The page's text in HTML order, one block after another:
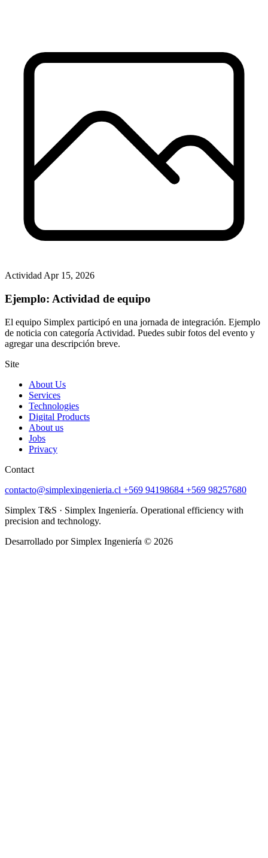
Actividad Apr 15, 2026
Ejemplo: Actividad de equipo
El equipo Simplex participó en una jornada de integración. Ejemplo
de noticia con categoría Actividad. Puedes subir fotos del evento y
agregar una descripción breve.
Site
About Us
Services
Technologies
Digital Products
About us
Jobs
Privacy
Contact
contacto@simplexingenieria.cl +569 94198684 +569 98257680
Simplex T&S · Simplex Ingeniería. Operational efficiency with
precision and technology.
Desarrollado por Simplex Ingeniería © 2026